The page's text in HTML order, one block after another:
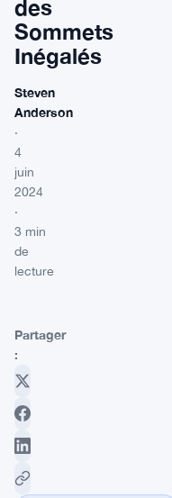
des
Sommets
Inégalés
Steven
Anderson
·
4
juin
2024
·
3 min
de
lecture
Partager
: